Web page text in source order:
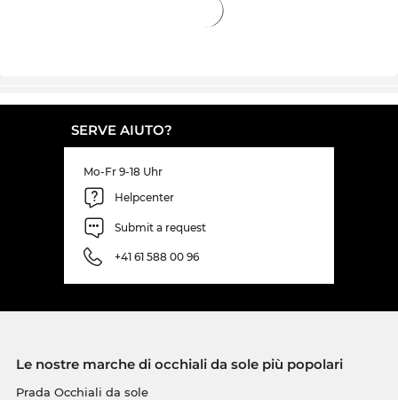
SERVE AIUTO?
Mo-Fr 9-18 Uhr
Helpcenter
Submit a request
+41 61 588 00 96
Le nostre marche di occhiali da sole più popolari
Prada Occhiali da sole